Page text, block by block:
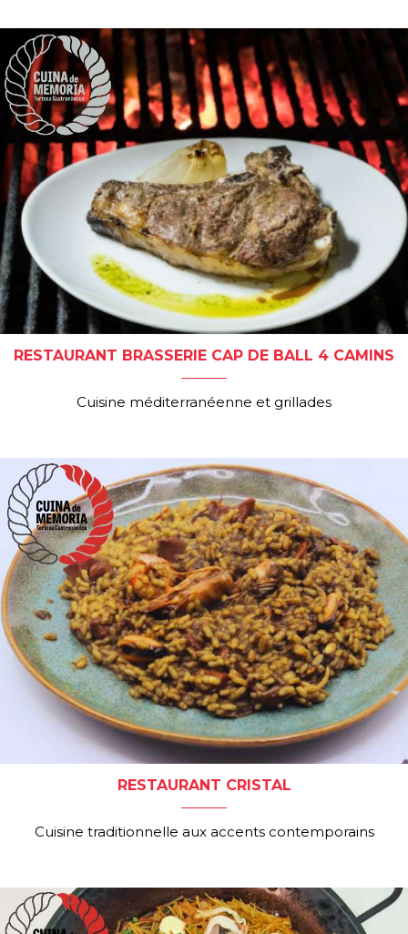
RESTAURANT BRASSERIE CAP DE BALL 4 CAMINS
Cuisine méditerranéenne et grillades
RESTAURANT CRISTAL
Cuisine traditionnelle aux accents contemporains